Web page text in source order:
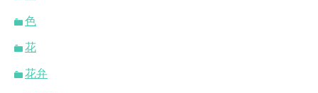
色
花
花弁